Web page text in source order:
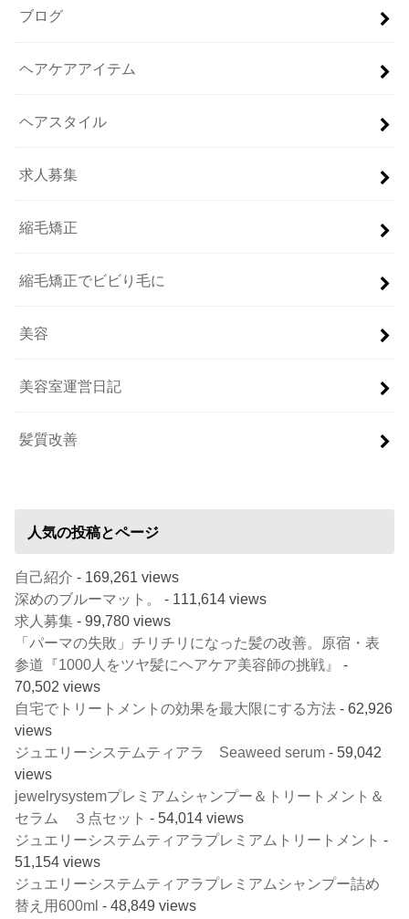
ブログ
ヘアケアアイテム
ヘアスタイル
求人募集
縮毛矯正
縮毛矯正でビビり毛に
美容
美容室運営日記
髪質改善
人気の投稿とページ
自己紹介 - 169,261 views
深めのブルーマット。
- 111,614 views
求人募集 - 99,780 views
「パーマの失敗」チリチリになった髪の改善。原宿・表
参道『1000人をツヤ髪にヘアケア美容師の挑戦』
-
70,502 views
自宅でトリートメントの効果を最大限にする方法 - 62,926
views
ジュエリーシステムティアラ Seaweed serum - 59,042
views
jewelrysystemプレミアムシャンプー＆トリートメント＆
セラム ３点セット - 54,014 views
ジュエリーシステムティアラプレミアムトリートメント -
51,154 views
ジュエリーシステムティアラプレミアムシャンプー詰め
替え用600ml - 48,849 views